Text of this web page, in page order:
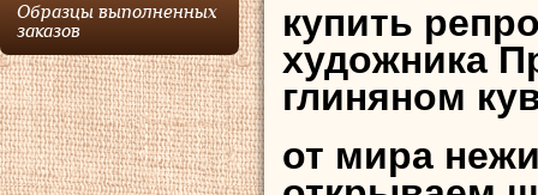
Образцы выполненных
заказов
купить
художника
глиняном
от мира